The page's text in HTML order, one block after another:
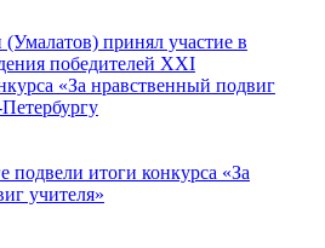
принял участие в
победителей XXI
«За нравственный подвиг
подвели итоги конкурса «За
учителя»